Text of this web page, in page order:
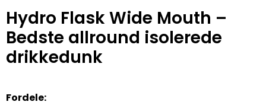
Hydro Flask Wide Mouth –
Bedste allround isolerede
drikkedunk
Fordele: